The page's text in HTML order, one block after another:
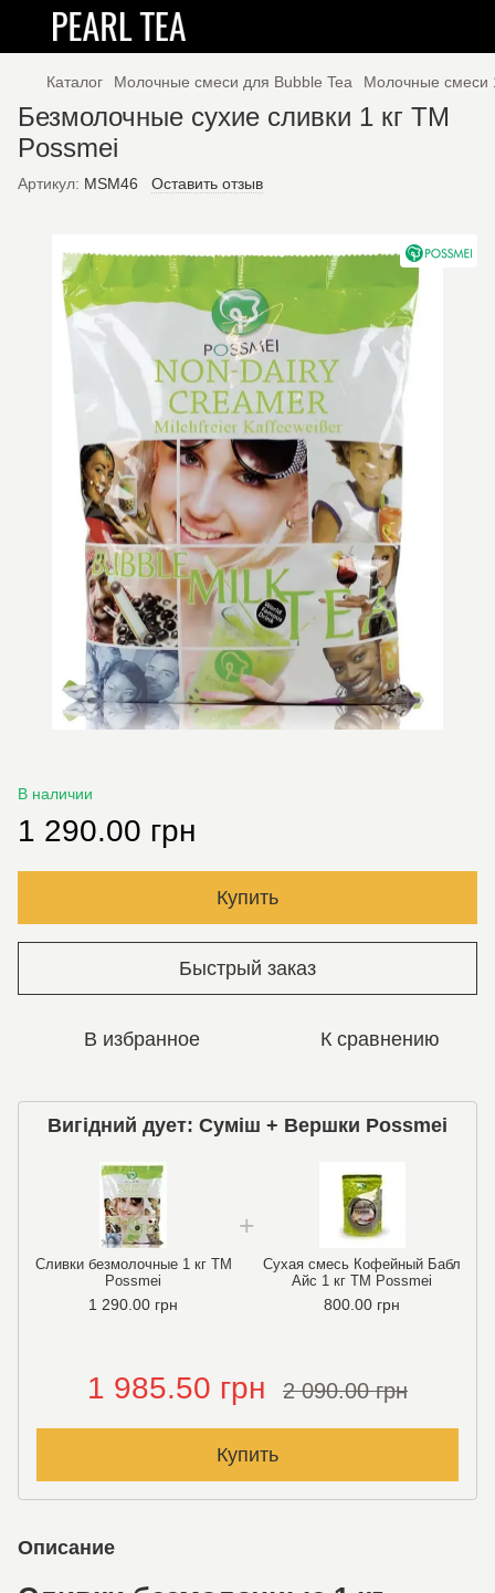
Каталог Молочные смеси для Bubble Tea Молочные смеси
Безмолочные сухие сливки 1 кг TM
Possmei
Артикул: MSM46 Оставить отзыв
В наличии
1 290.00 грн
Купить
Быстрый заказ
В избранное К сравнению
Вигідний дует: Суміш + Вершки Possmei
Сливки безмолочные 1 кг TM
Possmei
1 290.00 грн
Сухая смесь Кофейный Бабл
Айс 1 кг TM Possmei
800.00 грн
1 985.50 грн 2 090.00 грн
Купить
Описание